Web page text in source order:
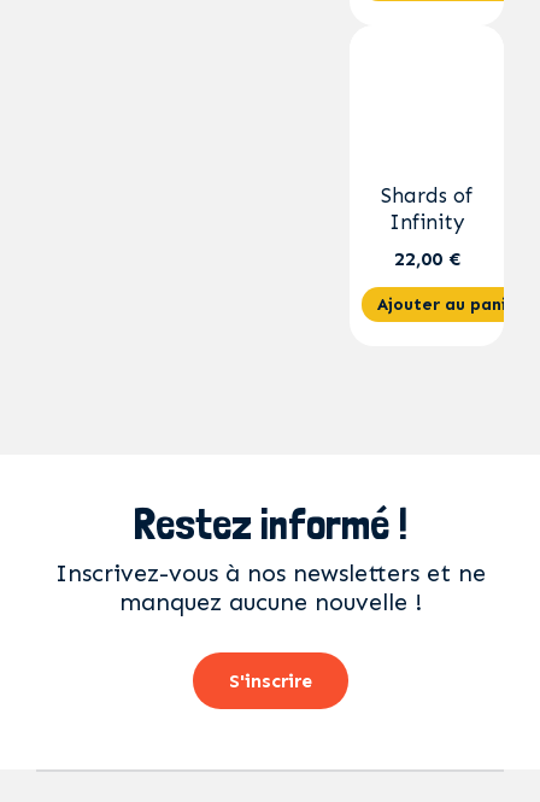
Shards of
Infinity
22,00 €
Ajouter au panier
Restez informé !
Inscrivez-vous à nos newsletters et ne
manquez aucune nouvelle !
S'inscrire